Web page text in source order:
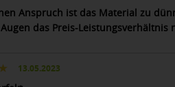
Anspruch ist das Material zu
das Preis-Leistungsverhältnis
13.05.2023